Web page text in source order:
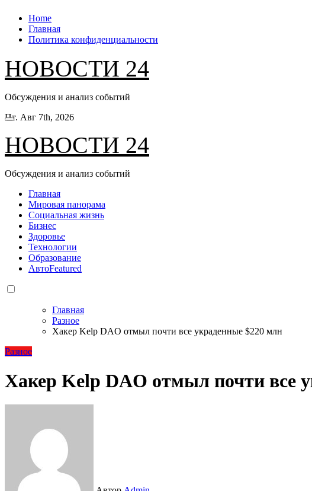
Перейти
содержанию
Home
Главная
Политика конфиденциальности
НОВОСТИ 24
Обсуждения и анализ событий
Пт. Авг 7th, 2026
НОВОСТИ 24
Обсуждения и анализ событий
Главная
Мировая панорама
Социальная жизнь
Бизнес
Здоровье
Технологии
Образование
АвтоFeatured
Главная
Разное
Хакер Kelp DAO отмыл почти все украденные $220 млн
Разное
Хакер Kelp DAO отмыл почти все